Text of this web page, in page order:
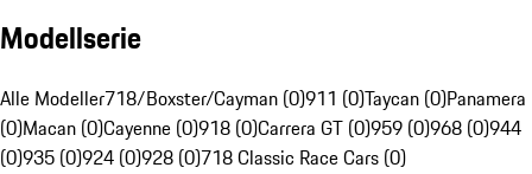
Modellserie
Alle Modeller718/Boxster/Cayman (0)911 (0)Taycan (0)Panamera
(0)Macan (0)Cayenne (0)918 (0)Carrera GT (0)959 (0)968 (0)944
(0)935 (0)924 (0)928 (0)718 Classic Race Cars (0)